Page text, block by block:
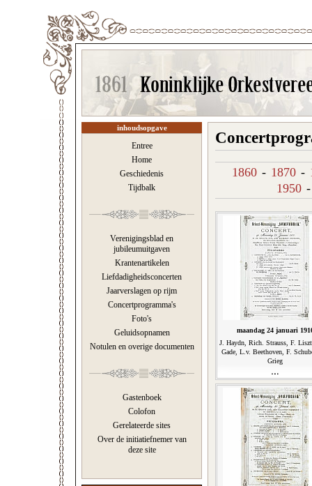
inhoudsopgave
Entree
Home
Geschiedenis
Tijdbalk
Verenigingsblad en
jubileumuitgaven
Krantenartikelen
Liefdadigheidsconcerten
Jaarverslagen op rijm
Concertprogramma's
Foto's
Geluidsopnamen
Notulen en overige documenten
Gastenboek
Colofon
Gerelateerde sites
Over de initiatiefnemer van
deze site
1860 - 1870 -
1950
maandag 24 januari
J. Haydn, Rich. Strauss, F.
Gade, L.v. Beethoven, F.
Grieg